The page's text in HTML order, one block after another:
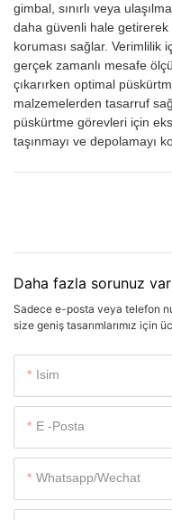
gimbal, sınırlı veya
daha güvenli hale
koruması sağlar. Verimlilik
gerçek zamanlı mesafe
çıkarırken optimal
malzemelerden tasarruf
püskürtme görevleri için
taşınmayı ve depolamayı
Daha fazla sorunuz
Sadece e-posta veya telefon
size geniş tasarımlarımız için
Isim
E -posta
Whatsapp/wechat